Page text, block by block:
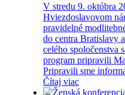
V stredu 9. októbra
Hviezdoslavovom
pravidelné
do centra Bratislavy
celého spoločenstva
program pripravili
Pripravili sme
Čítaj viac